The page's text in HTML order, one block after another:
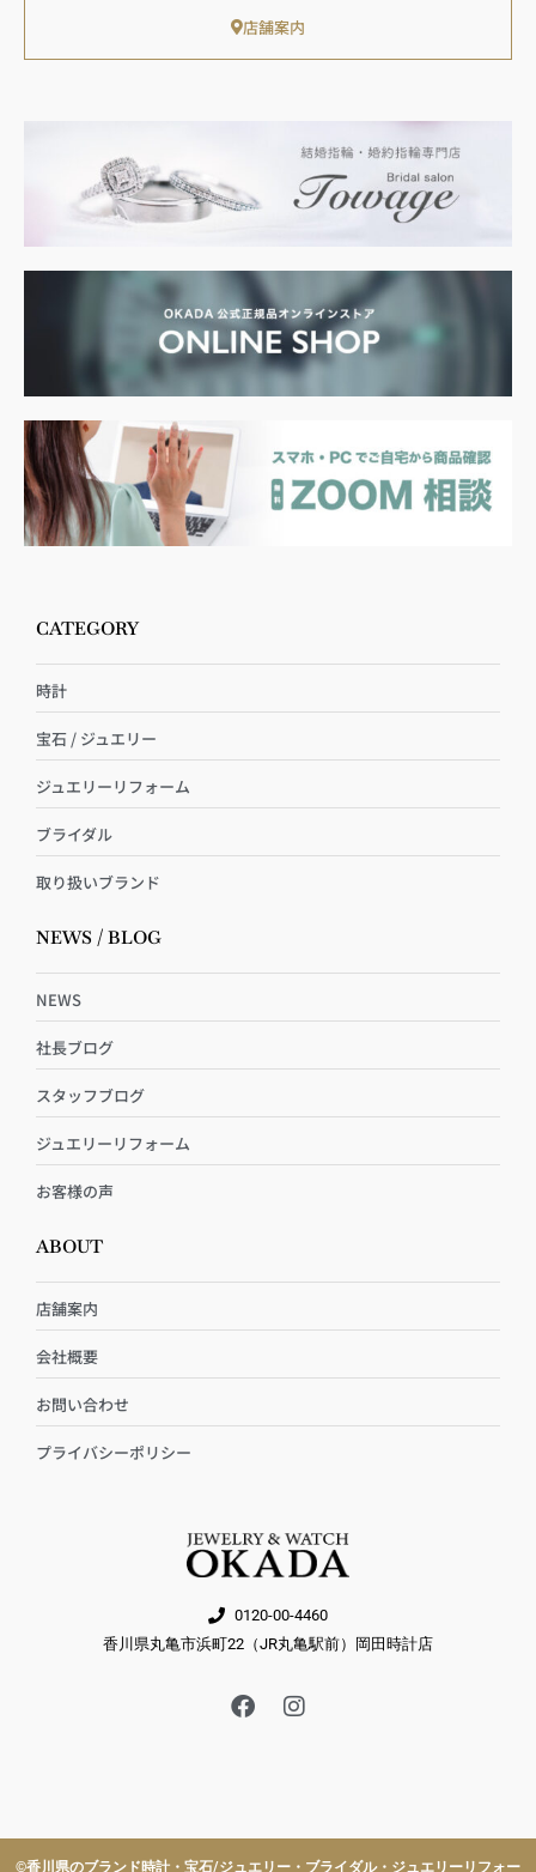
店舗案内
CATEGORY
時計
宝石 / ジュエリー
ジュエリーリフォーム
ブライダル
取り扱いブランド
NEWS / BLOG
NEWS
社長ブログ
スタッフブログ
ジュエリーリフォーム
お客様の声
ABOUT
店舗案内
会社概要
お問い合わせ
プライバシーポリシー
0120-00-4460
香川県丸亀市浜町22（JR丸亀駅前）岡田時計店
F
a
o
k
I
n
r
a
©︎香川県のブランド時計・宝石/ジュエリー・ブライダル・ジュエリーリフォー